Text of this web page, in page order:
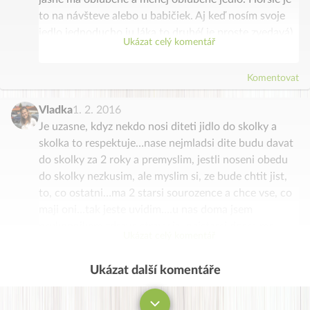
to na návšteve alebo u babičiek. Aj keď nosím svoje
zo začiatku som jej to zakazovala a vysvetľovala, že
nestráženej chvíli niečo uchmatla a schovala sa pod
povracať. A to mi rozhodne vadí viac ako to či občas
zje niečo “nezdravé”. Snažím sa jej vždy ponúknuť to
naše a ak chce iné už jej to nezakazujem. Je smutné
pozerať na dieťa keď sa schováva pod stôl s jedlom.
Verím, že čím bude staršia to bude chápať viac a
Ukázat celý komentář
Komentovat
Vladka1. 2. 2016
Je uzasne, kdyz nekdo nosi diteti jidlo do skolky a
skolka to respektuje…nase nejmladsi dite budu davat
do skolky za 2 roky a premyslim, jestli noseni obedu
do skolky nezkusim, ale myslim si, ze bude chtit jist,
to, co ostatni…ma 2 starsi sourozence a chce vse, co
mouky, ktery ji moc chutna, zjistila, ze je ze spaldove
mouky a ptala se, jestli je ta mouka zdrava…nemela
Ukázat další komentáře